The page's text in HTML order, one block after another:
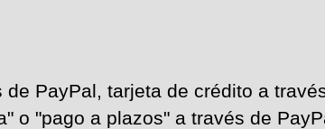
de PayPal, tarjeta de crédito a
o "pago a plazos" a través de